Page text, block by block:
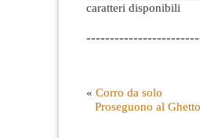
caratteri disponibili
« Corro da solo
Proseguono al